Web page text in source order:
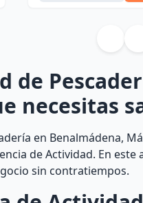
de
necesitas
en Benalmádena,
de Actividad. En
sin contratiempos.